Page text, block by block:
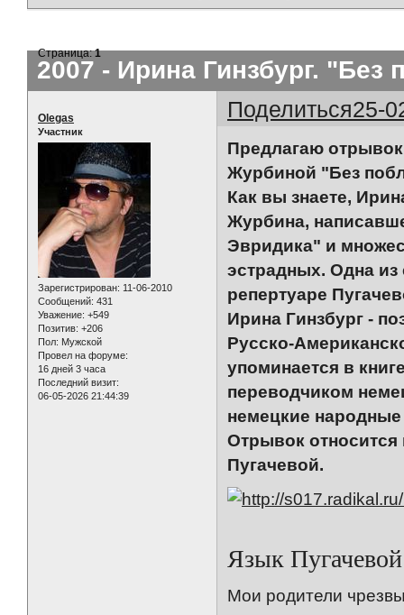
2007 - Ирина Гинзбург. "Без
Страница:1
Поделиться25-
Olegas
Участник
Зарегистрирован: 11-06-2010
Сообщений: 431
Уважение: +549
Позитив: +206
Пол: Мужской
Провел на форуме:
16 дней 3 часа
Последний визит:
06-05-2026 21:44:39
Предлагаю
Журбиной "Без
Как вы знаете,
Журбина,
Эвридика" и
эстрадных. Одна
репертуаре
Ирина Гинзбург -
Русско-
упоминается в
переводчиком
немецкие
Отрывок
Пугачевой.
Язык Пугачевой
Мои родители